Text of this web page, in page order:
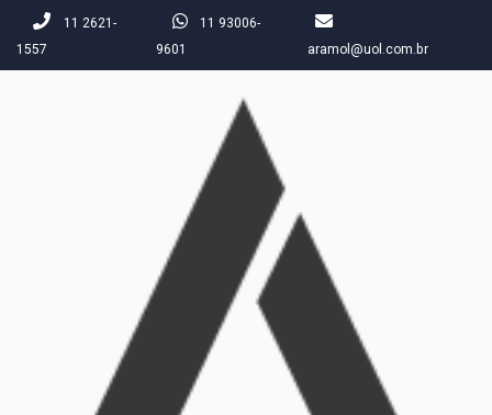
11 2621-
1557
11 93006-
9601
aramol@uol.com.br